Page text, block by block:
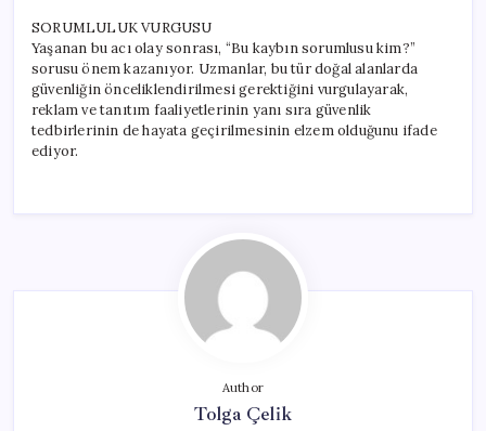
SORUMLULUK VURGUSU
Yaşanan bu acı olay sonrası, “Bu kaybın sorumlusu kim?”
sorusu önem kazanıyor. Uzmanlar, bu tür doğal alanlarda
güvenliğin önceliklendirilmesi gerektiğini vurgulayarak,
reklam ve tanıtım faaliyetlerinin yanı sıra güvenlik
tedbirlerinin de hayata geçirilmesinin elzem olduğunu ifade
ediyor.
Author
Tolga Çelik